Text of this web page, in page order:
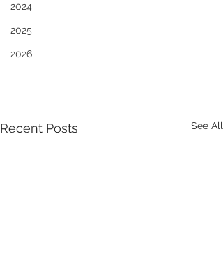
2024
2025
2026
Recent Posts See All